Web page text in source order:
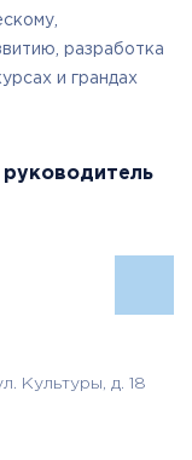
разработка
и грандах
Культуры, д. 18